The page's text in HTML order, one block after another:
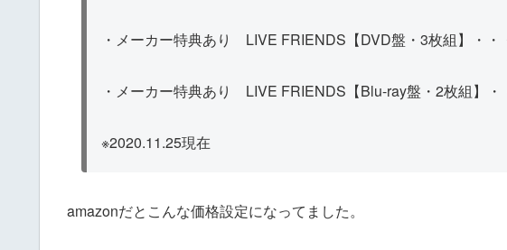
・メーカー特典あり LIVE FRIENDS【DVD盤・3枚組】・・
・メーカー特典あり LIVE FRIENDS【Blu-ray盤・2枚組】・
※2020.11.25現在
amazonだとこんな価格設定になってました。